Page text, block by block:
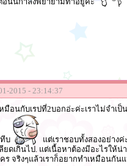
2015 - 23:14:37
อนกับเรปที่2บอกอ่ะค่ะเราไม่จำเป็
บ
แต่เราชอบทั้งสองอย่าง
ยดเกินไป. แต่เนื้อหาต้องมีอะไรให้น่
ร จริงๆแล้วเราก็อยากทำเหมือนกัน